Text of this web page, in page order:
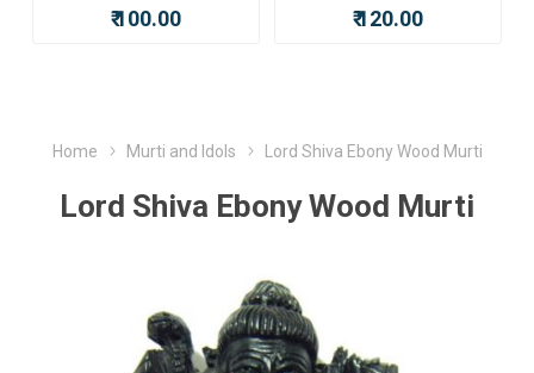
₹ 100.00 ₹ 120.00
Home Murti and Idols Lord Shiva Ebony Wood Murti
Lord Shiva Ebony Wood Murti